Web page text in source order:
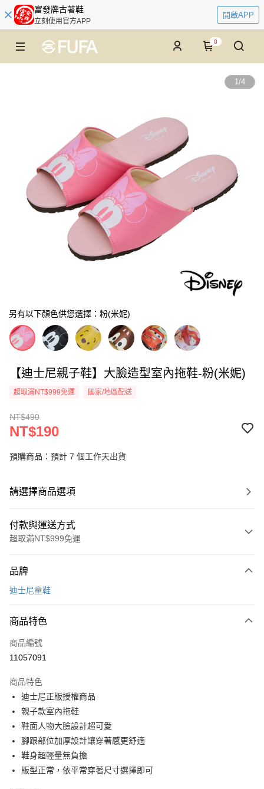
富發牌古著鞋
立刻使用官方APP
開啟APP
0
1/4
另有以下顏色供您選擇：粉(米妮)
【迪士尼親子鞋】大臉造型室內拖鞋-粉(米妮)
超取滿NT$999免運 國家/地區配送
NT$490
NT$190
預購商品：預計 7 個工作天出貨
請選擇商品選項
付款與運送方式
超取滿NT$999免運
信用卡一次付款
LINE Pay
Apple Pay
悠遊付
Google Pay
全盈+PAY
AFTEE先享後付
相關說明
品牌
迪士尼童鞋
商品特色
商品編號
11057091
商品特色
迪士尼正版授權商品
親子款室內拖鞋
鞋面人物大臉設計超可愛
腳跟部位加厚設計讓穿著感更舒適
鞋身超輕量無負擔
版型正常，依平常穿著尺寸選擇即可